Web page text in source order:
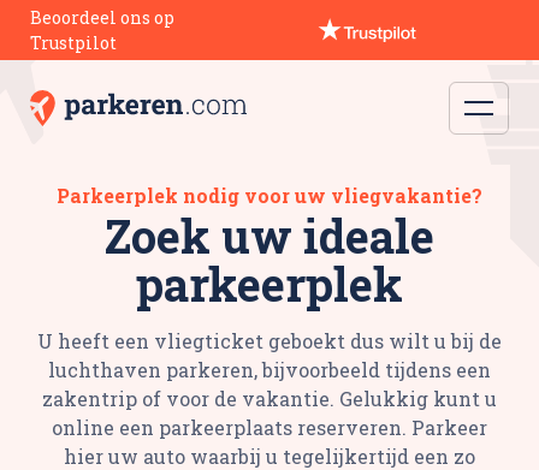
Beoordeel ons op
Trustpilot
Parkeerplek nodig voor uw vliegvakantie?
Zoek uw ideale
parkeerplek
U heeft een vliegticket geboekt dus wilt u bij de
luchthaven parkeren, bijvoorbeeld tijdens een
zakentrip of voor de vakantie. Gelukkig kunt u
online een parkeerplaats reserveren. Parkeer
hier uw auto waarbij u tegelijkertijd een zo